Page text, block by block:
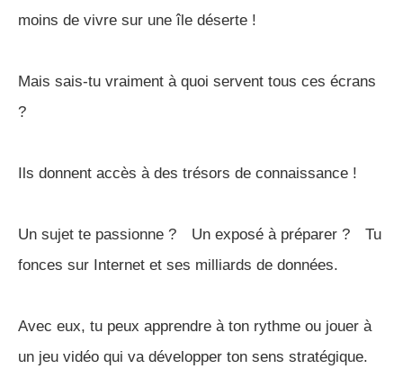
moins de vivre sur une île déserte !
Mais sais-tu vraiment à quoi servent tous ces écrans
?
Ils donnent accès à des trésors de connaissance !
Un sujet te passionne ? Un exposé à préparer ? Tu
fonces sur Internet et ses milliards de données.
Avec eux, tu peux apprendre à ton rythme ou jouer à
un jeu vidéo qui va développer ton sens stratégique.